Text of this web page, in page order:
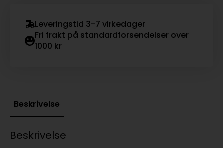
Leveringstid 3-7 virkedager
Fri frakt på standardforsendelser over
1000 kr
Beskrivelse
Beskrivelse